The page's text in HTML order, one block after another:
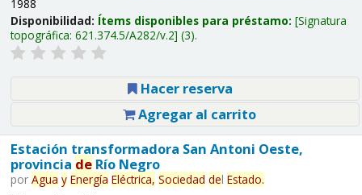
1988
Disponibilidad: Ítems disponibles para préstamo: Signatura
topográfica: 621.374.5/A282/v.2 (3).
Hacer reserva
Agregar al carrito
Estación transformadora San Antoni Oeste,
provincia deRío Negro
por Agua y Energía Eléctrica, Sociedad del Estado.